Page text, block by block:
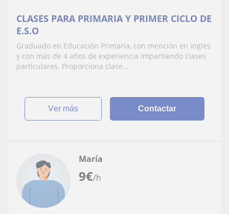
CLASES PARA PRIMARIA Y PRIMER CICLO DE
E.S.O
Graduado en Educación Primaria, con mención en Inglés
y con más de 4 años de experiencia impartiendo clases
particulares. Proporciona clase...
ver más Contactar
9€/h
María